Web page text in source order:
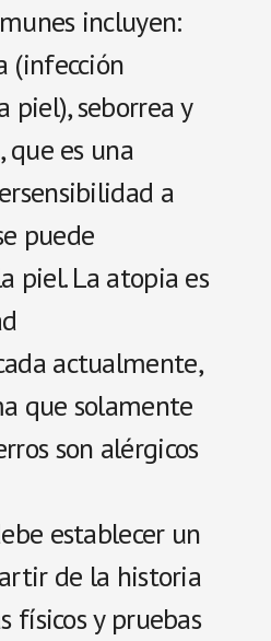
incluyen:
(infección
piel), seborrea y
que es una
a
puede
piel. La atopia es
actualmente,
que solamente
son alérgicos
establecer un
de la historia
físicos y pruebas